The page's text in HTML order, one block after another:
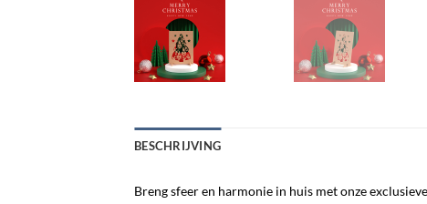
BESCHRIJVING
Breng sfeer en harmonie in huis met onze